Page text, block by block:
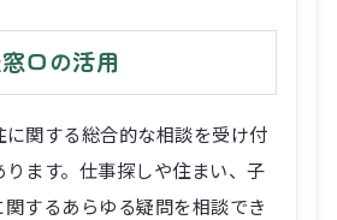
口の活用
関する総合的な相談を受け付
ます。仕事探しや住まい、子
するあらゆる疑問を相談でき